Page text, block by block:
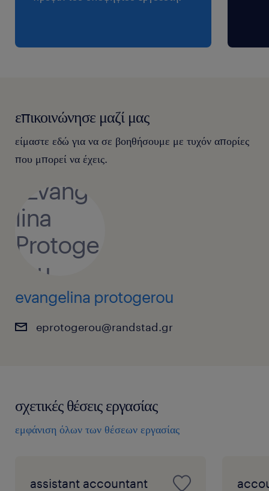
επικοινώνησε μαζί μας
είμαστε εδώ για να σε βοηθήσουμε με τυχόν απορίες
που μπορεί να έχεις.
evangelina protogerou
eprotogerou@randstad.gr
σχετικές θέσεις εργασίας
εμφάνιση όλων των θέσεων εργασίας
assistant accountant